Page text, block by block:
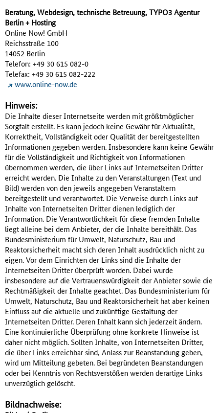
Beratung, Webdesign, technische Betreuung, TYPO3 Agentur
Berlin + Hosting
Online Now! GmbH
Reichsstraße 100
14052 Berlin
Telefon: +49 30 615 082-0
Telefax: +49 30 615 082-222
www.online-now.de
Hinweis:
Die Inhalte dieser Internetseite werden mit größtmöglicher
Sorgfalt erstellt. Es kann jedoch keine Gewähr für Aktualität,
Korrektheit, Vollständigkeit oder Qualität der bereitgestellten
Informationen gegeben werden. Insbesondere kann keine Gewähr
für die Vollständigkeit und Richtigkeit von Informationen
übernommen werden, die über Links auf Internetseiten Dritter
erreicht werden. Die Inhalte zu den Veranstaltungen (Text und
Bild) werden von den jeweils angegeben Veranstaltern
bereitgestellt und verantwortet. Die Verweise durch Links auf
Inhalte von Internetseiten Dritter dienen lediglich der
Information. Die Verantwortlichkeit für diese fremden Inhalte
liegt alleine bei dem Anbieter, der die Inhalte bereithält. Das
Bundesministerium für Umwelt, Naturschutz, Bau und
Reaktorsicherheit macht sich deren Inhalt ausdrücklich nicht zu
eigen. Vor dem Einrichten der Links sind die Inhalte der
Internetseiten Dritter überprüft worden. Dabei wurde
insbesondere auf die Vertrauenswürdigkeit der Anbieter sowie die
Rechtmäßigkeit der Inhalte geachtet. Das Bundesministerium für
Umwelt, Naturschutz, Bau und Reaktorsicherheit hat aber keinen
Einfluss auf die aktuelle und zukünftige Gestaltung der
Internetseiten Dritter. Deren Inhalt kann sich jederzeit ändern.
Eine kontinuierliche Überprüfung ohne konkrete Hinweise ist
daher nicht möglich. Sollten Inhalte, von Internetseiten Dritter,
die über Links erreichbar sind, Anlass zur Beanstandung geben,
wird um Mitteilung gebeten. Bei begründeten Beanstandungen
oder bei Kenntnis von Rechtsverstößen werden derartige Links
unverzüglich gelöscht.
Bildnachweise: